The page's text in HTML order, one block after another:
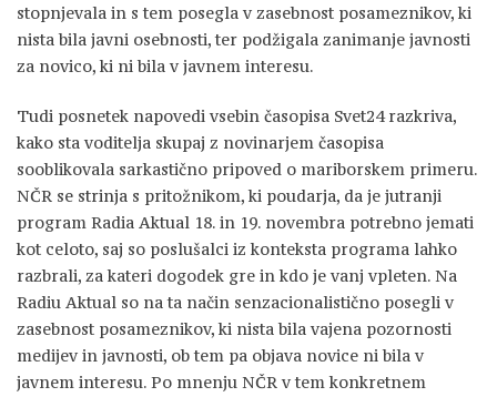
stopnjevala in s tem posegla v zasebnost posameznikov, ki
nista bila javni osebnosti, ter podžigala zanimanje javnosti
za novico, ki ni bila v javnem interesu.
Tudi posnetek napovedi vsebin časopisa Svet24 razkriva,
kako sta voditelja skupaj z novinarjem časopisa
sooblikovala sarkastično pripoved o mariborskem primeru.
NČR se strinja s pritožnikom, ki poudarja, da je jutranji
program Radia Aktual 18. in 19. novembra potrebno jemati
kot celoto, saj so poslušalci iz konteksta programa lahko
razbrali, za kateri dogodek gre in kdo je vanj vpleten. Na
Radiu Aktual so na ta način senzacionalistično posegli v
zasebnost posameznikov, ki nista bila vajena pozornosti
medijev in javnosti, ob tem pa objava novice ni bila v
javnem interesu. Po mnenju NČR v tem konkretnem